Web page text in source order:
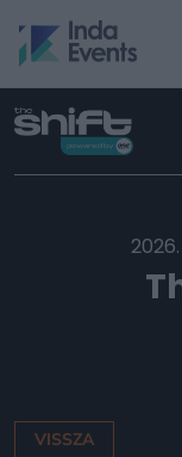
2026.
VISSZA